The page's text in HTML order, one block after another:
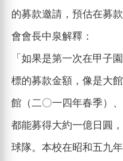
的募款邀請，預估在募
會會長中泉解釋：
「如果是第一次在甲子
標的募款金額，像是大
館（二〇一四年春季）
都能募得大約一億日圓
球隊。本校在昭和五九